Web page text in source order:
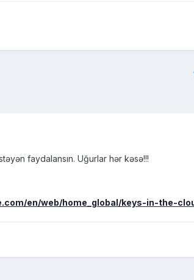
faydalansın. Uğurlar hər kəsə!!!
en/web/home_global/keys-in-the-